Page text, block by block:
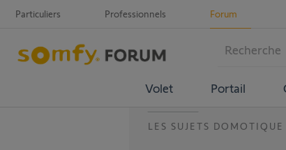
Particuliers Professionnels Forum
Volet Portail
LES SUJETS DOMOTIQUE